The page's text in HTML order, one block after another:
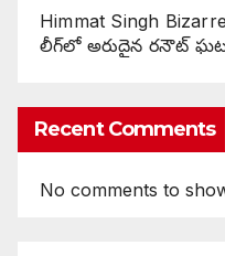
Himmat Singh
లీగ్‌లో అరుదైన రనౌట్
Recent Comments
No comments to